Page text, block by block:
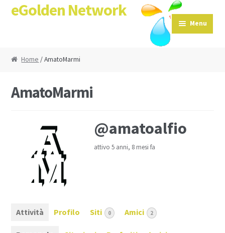
Skip to navigation
Skip to content
eGolden Network
Menu
Home / AmatoMarmi
AmatoMarmi
@amatoalfio
attivo 5 anni, 8 mesi fa
Attività Profilo Siti 0 Amici 2